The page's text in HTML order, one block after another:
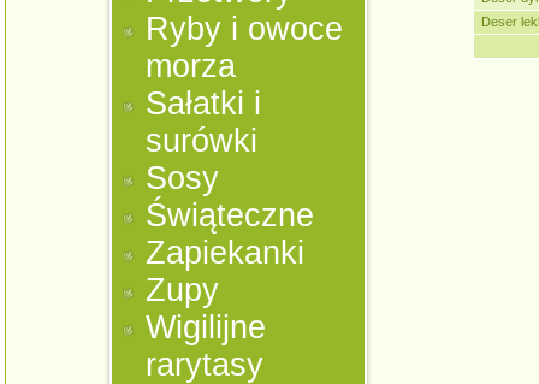
Ryby i owoce
morza
Sałatki i
surówki
Sosy
Świąteczne
Zapiekanki
Zupy
Wigilijne
rarytasy
Deser